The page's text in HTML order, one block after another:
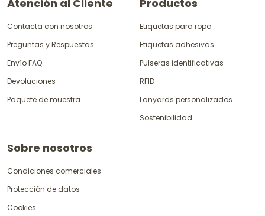
Atención al Cliente
Contacta con nosotros
Preguntas y Respuestas
Envío FAQ
Devoluciones
Paquete de muestra
Productos
Etiquetas para ropa
Etiquetas adhesivas
Pulseras identificativas
RFID
Lanyards personalizados
Sostenibilidad
Sobre nosotros
Condiciones comerciales
Protección de datos
Cookies